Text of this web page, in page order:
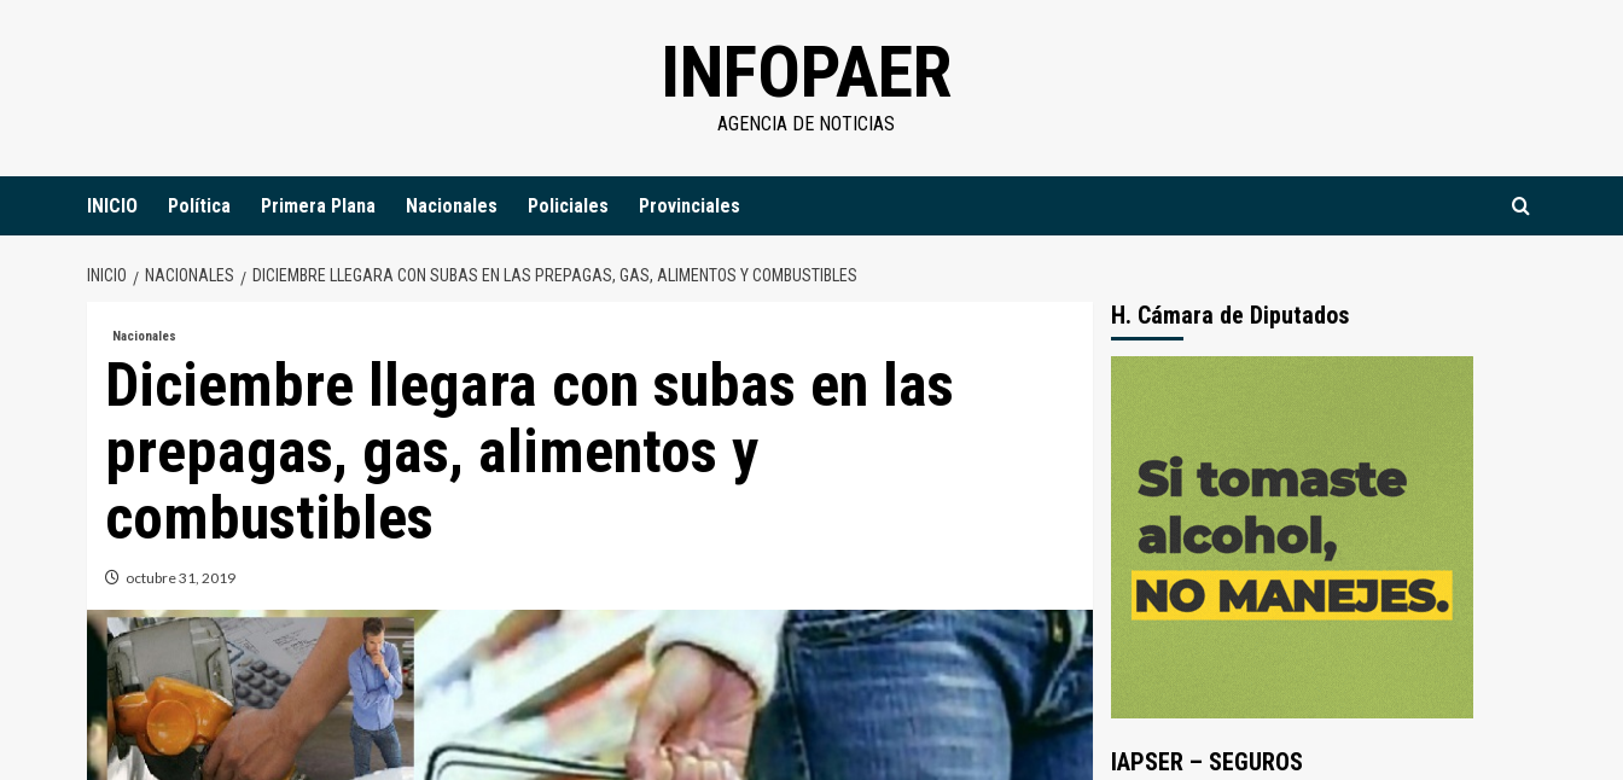
INFOPAER
AGENCIA DE NOTICIAS
INICIO Política Primera Plana Nacionales Policiales Provinciales
INICIO NACIONALES DICIEMBRE LLEGARA CON SUBAS EN LAS PREPAGAS, GAS, ALIMENTOS Y COMBUSTIBLES
Nacionales
Diciembre llegara con subas en las
prepagas, gas, alimentos y
combustibles
octubre 31, 2019
H. Cámara de Diputados
IAPSER – SEGUROS